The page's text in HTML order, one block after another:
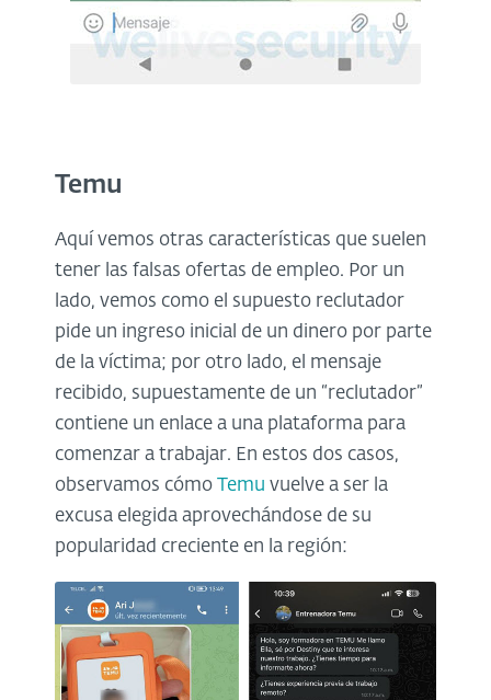
Temu
Aquí vemos otras características que suelen
tener las falsas ofertas de empleo. Por un
lado, vemos como el supuesto reclutador
pide un ingreso inicial de un dinero por parte
de la víctima; por otro lado, el mensaje
recibido, supuestamente de un “reclutador”
contiene un enlace a una plataforma para
comenzar a trabajar. En estos dos casos,
observamos cómo Temu vuelve a ser la
excusa elegida aprovechándose de su
popularidad creciente en la región: